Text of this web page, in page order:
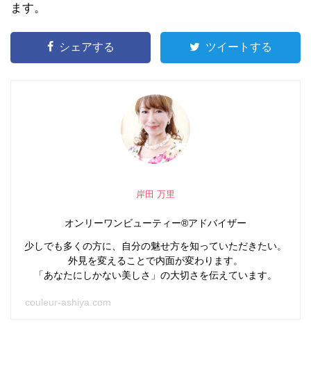
ます。
シェアする ツイートする
岸田 万里
オンリーワンビューティー®アドバイザー
少しでも多くの方に、自分の魅せ方を知っていただきたい。
外見を変えることで内面が変わります。
「あなたにしかない美しさ」の大切さを伝えています。
couleur-ashiya.com